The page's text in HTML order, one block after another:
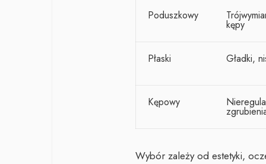
Poduszkowy
kępy
Płaski Gładki,
Kępowy
Wybór zależy od estetyki,